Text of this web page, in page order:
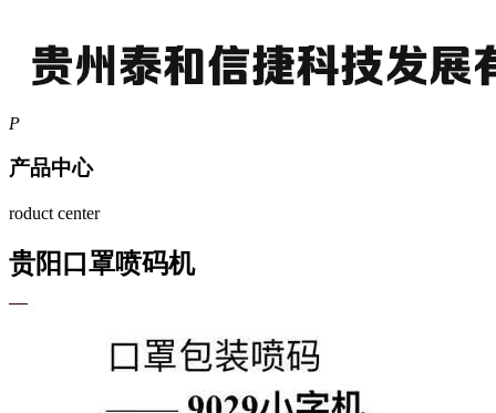
P
产品中心
roduct center
贵阳口罩喷码机